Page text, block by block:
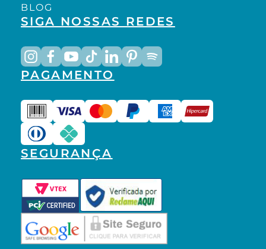
BLOG
SIGA NOSSAS REDES
PAGAMENTO
SEGURANÇA